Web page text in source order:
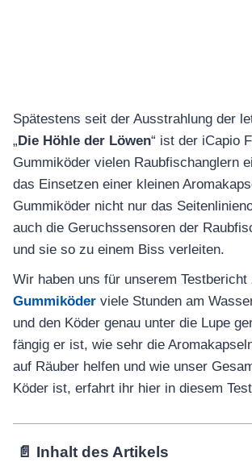
Spätestens seit der Ausstrahlung der
„ Die Höhle der Löwen“ ist der iCapio
Gummiköder vielen Raubfischanglern
das Einsetzen einer kleinen
Gummiköder nicht nur das
auch die Geruchssensoren der
und sie so zu einem Biss verleiten.
Wir haben uns für unserem Testbericht
Gummiköder viele Stunden am
und den Köder genau unter die Lupe
fängig er ist, wie sehr die
auf Räuber helfen und wie unser
Köder ist, erfahrt ihr hier in diesem
📄 Inhalt des Artikels